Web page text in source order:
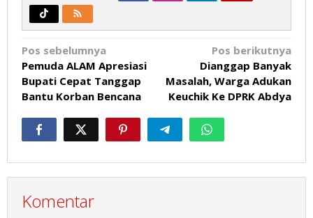
Navigasi
pos
Pos sebelumnya
Pemuda ALAM Apresiasi
Bupati Cepat Tanggap
Bantu Korban Bencana
Pos berikutnya
Dianggap Banyak
Masalah, Warga Adukan
Keuchik Ke DPRK Abdya
Komentar